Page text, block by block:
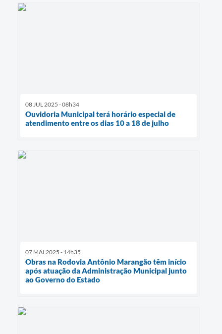
08 JUL 2025 - 08h34
Ouvidoria Municipal terá horário especial de
atendimento entre os dias 10 a 18 de julho
07 MAI 2025 - 14h35
Obras na Rodovia Antônio Marangão têm início
após atuação da Administração Municipal junto
ao Governo do Estado